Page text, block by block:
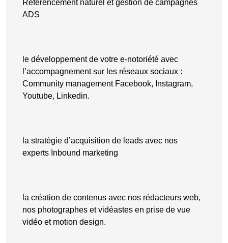
Référencement naturel et gestion de campagnes
ADS
le développement de votre e-notoriété avec
l’accompagnement sur les réseaux sociaux :
Community management Facebook, Instagram,
Youtube, Linkedin.
la stratégie d’acquisition de leads avec nos
experts Inbound marketing
la création de contenus avec nos rédacteurs web,
nos photographes et vidéastes en prise de vue
vidéo et motion design.